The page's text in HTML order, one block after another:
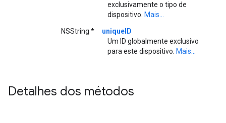
exclusivamente o tipo de
dispositivo. Mais...
NSString *
uniqueID
Um ID globalmente exclusivo
para este dispositivo. Mais...
Detalhes dos métodos